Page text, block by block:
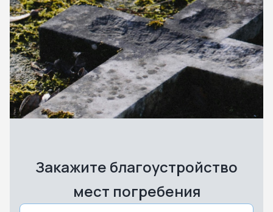
Закажите благоустройство
мест погребения